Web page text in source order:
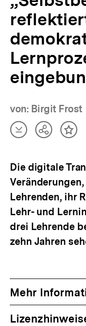
von: Birgit Frost
Artikel
herunterladen
Teilen
Die digitale
Lehrenden, ihr
Lehr- und
drei Lehrende
zehn Jahren
Mehr